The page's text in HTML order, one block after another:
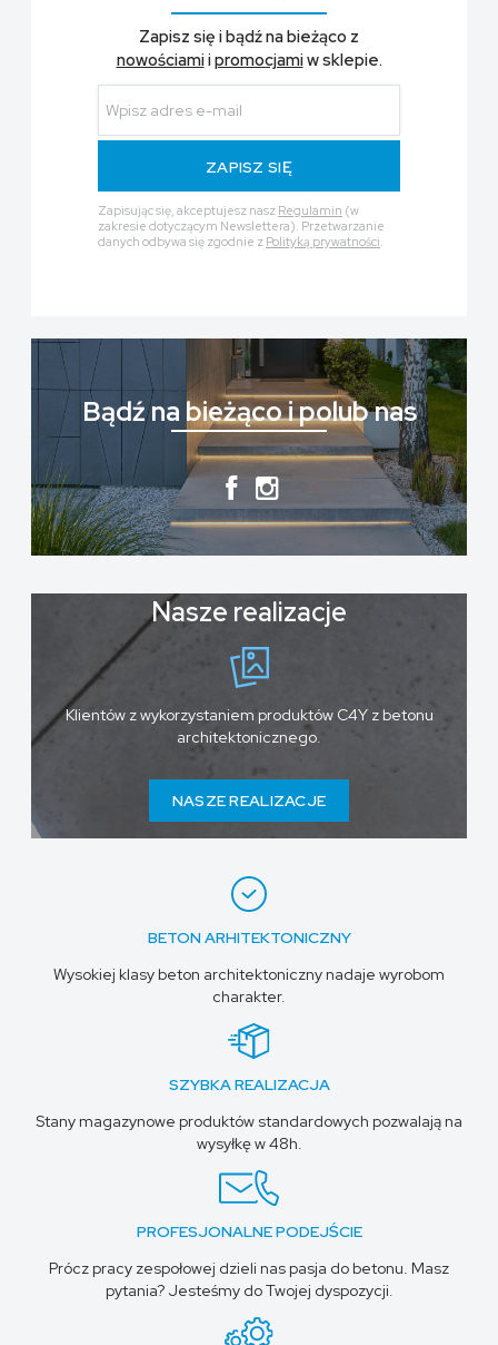
Zapisz się i bądź na bieżąco z
nowościamiipromocjamiw sklepie.
ZAPISZ SIĘ
Zapisując się, akceptujesz nasz Regulamin (w
zakresie dotyczącym Newslettera). Przetwarzanie
danych odbywa się zgodnie z Polityką prywatności
Bądź na bieżąco i polub nas
Nasze realizacje
Klientów z wykorzystaniem produktów C4Y z betonu
architektonicznego.
NASZE REALIZACJE
BETON ARHITEKTONICZNY
Wysokiej klasy beton architektoniczny nadaje wyrobom
charakter.
SZYBKA REALIZACJA
Stany magazynowe produktów standardowych pozwalają na
wysyłkę w 48h.
PROFESJONALNE PODEJŚCIE
Prócz pracy zespołowej dzieli nas pasja do betonu. Masz
pytania? Jesteśmy do Twojej dyspozycji.